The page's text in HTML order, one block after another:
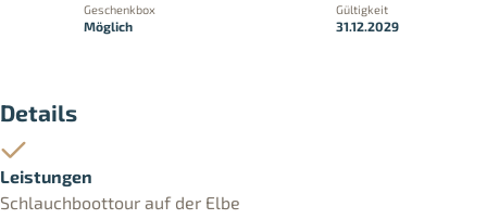
Geschenkbox
Möglich
Gültigkeit
31.12.2029
Details
Leistungen
Schlauchboottour auf der Elbe